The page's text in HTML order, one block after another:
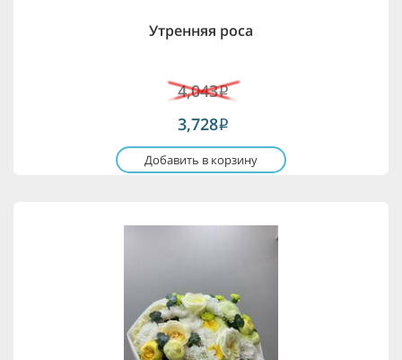
Утренняя роса
4,043i
3,728i
Добавить в корзину